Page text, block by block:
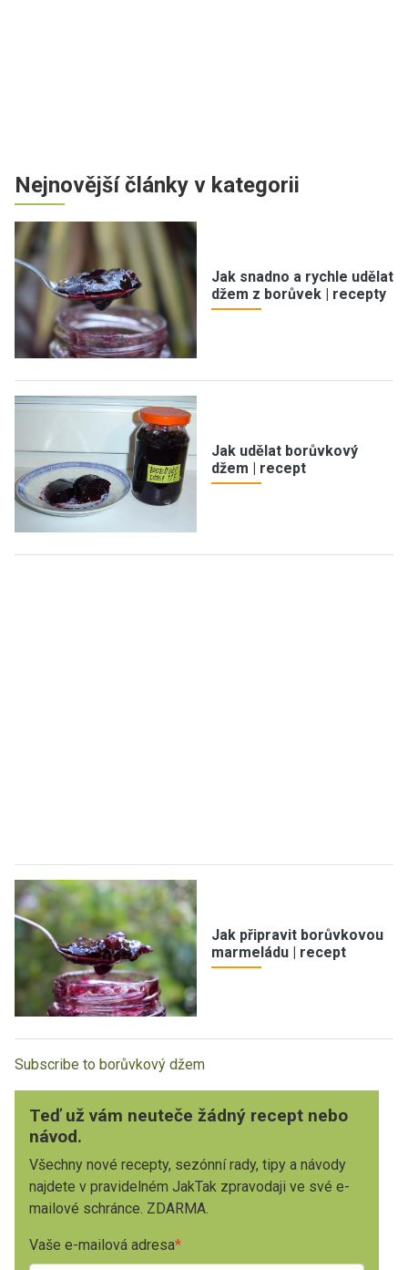
Nejnovější články v kategorii
Jak snadno a rychle udělat
džem z borůvek | recepty
Jak udělat borůvkový
džem | recept
Jak připravit borůvkovou
marmeládu | recept
Subscribe to borůvkový džem
Teď už vám neuteče žádný recept nebo
návod.
Všechny nové recepty, sezónní rady, tipy a návody
najdete v pravidelném JakTak zpravodaji ve své e-
mailové schránce. ZDARMA.
Vaše e-mailová adresa